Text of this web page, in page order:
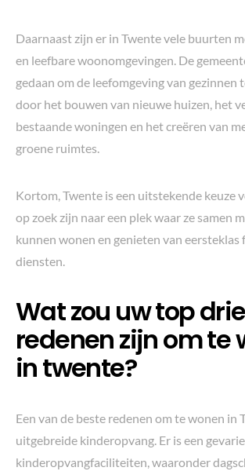
Daarnaast zijn er in Twente vele buurten
en leefbare woonomgevingen. De
gedaan om de leefomgeving van gezinnen
door het bouwen van nieuwe huizen, het
bestaande woningen en het creëren van
groene ruimtes.
Kortom, Twente is een uitstekende keuze
op zoek zijn naar een plek waar ze samen
kunnen wonen en genieten van eersteklas
diensten.
Wat zou uw top drie
redenen zijn om te
in twente?
Een van de beste redenen om te wonen in
uitgebreide kinderopvang. Er is een
kinderopvangfaciliteiten, waaronder